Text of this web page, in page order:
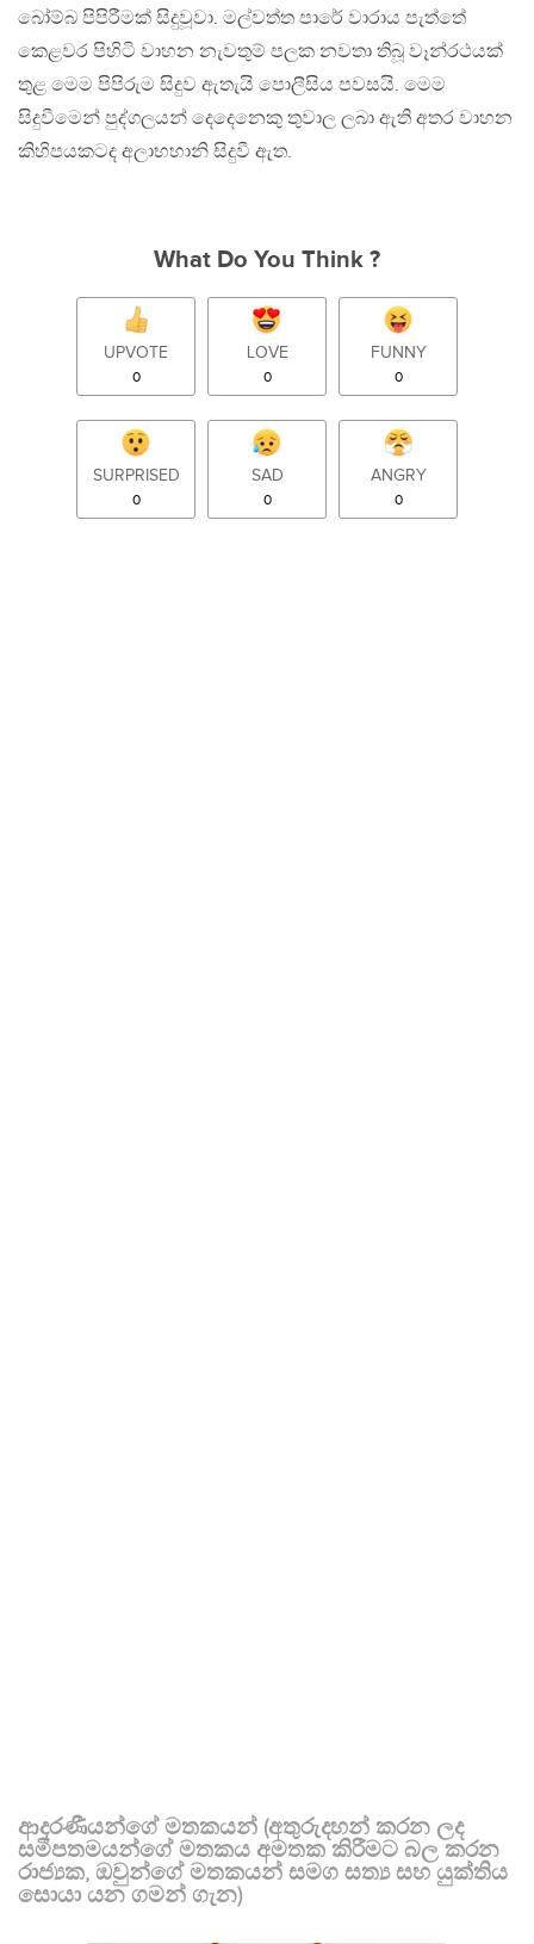
බෝම්බ පිපිරීමක් සිදුවූවා. මල්වත්ත පාරේ වාරාය පැත්තේ
කෙළවර පිහිටි වාහන නැවතුම් පලක නවතා තිබූ වෑන්රථයක්
තුළ මෙම පිපිරුම සිදුව ඇතැයි පොලීසිය පවසයි. මෙම
සිදුවීමෙන් පුද්ගලයන් දෙදෙනෙකු තුවාල ලබා ඇති අතර වාහන
කිහිපයකටද අලාභහානි සිදුවී ඇත.
What Do You Think ?
UPVOTE
0
LOVE
0
FUNNY
0
SURPRISED
0
SAD
0
ANGRY
0
ආදරණීයන්ගේ මතකයන් (අතුරුදහන් කරන ලද
සමීපතමයන්ගේ මතකය අමතක කිරීමට බල කරන
රාජ්‍යක, ඔවුන්ගේ මතකයන් සමග සත්‍ය සහ යුක්තිය
සොයා යන ගමන් ගැන)